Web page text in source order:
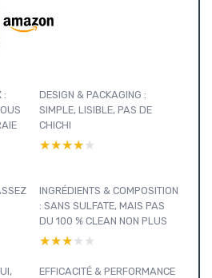
:
DESIGN & PACKAGING :
SIMPLE, LISIBLE, PAS DE
CHICHI
★★★★★
★★★★★
INGRÉDIENTS & COMPOSITION
: SANS SULFATE, MAIS PAS
DU 100 % CLEAN NON PLUS
★★★★★
★★★★★
EFFICACITÉ & PERFORMANCE